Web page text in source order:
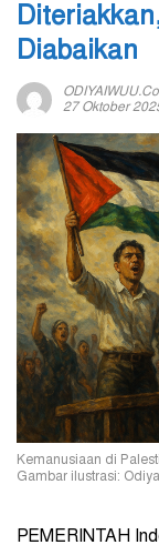
Diabaikan
27 Oktober
Kemanusiaan di
Gambar ilustrasi:
PEMERINTAH